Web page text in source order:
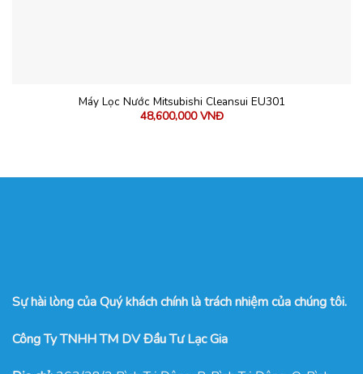
Máy Lọc Nước Mitsubishi Cleansui EU301
48,600,000VNĐ
Sự hài lòng của Quý khách chính là trách nhiệm của chúng tôi.
Công Ty TNHH TM DV Đầu Tư Lạc Gia